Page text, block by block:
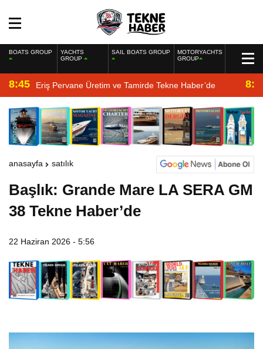
BOATS GROUP
YACHTS
GROUP
SAIL BOATS GROUP
MOTORYACHTS
GROUP
8:45 Eriş Pervane Üretim ve Tamirde Tekne Haber’de
anasayfa satılık
Başlık: Grande Mare LA SERA GM
38 Tekne Haber’de
22 Haziran 2026 - 5:56